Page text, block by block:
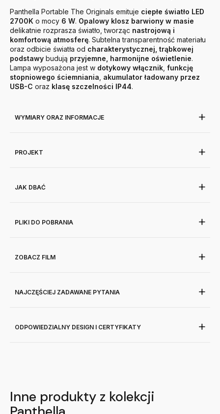
Panthella Portable The Originals emituje ciepłe światło LED
2700K o mocy 6 W. Opalowy klosz barwiony w masie
delikatnie rozprasza światło, tworząc nastrojową i
komfortową atmosferę. Subtelna transparentność materiału
oraz odbicie światła od charakterystycznej, trąbkowej
podstawy budują przyjemne, harmonijne oświetlenie.
Lampa wyposażona jest w dotykowy włącznik funkcję
stopniowego ściemniania akumulator ładowany przez
USB-C oraz klasę szczelności IP44.
WYMIARY ORAZ INFORMACJE
PROJEKT
JAK DBAĆ
PLIKI DO POBRANIA
ZOBACZ FILM
NAJCZĘŚCIEJ ZADAWANE PYTANIA
ODPOWIEDZIALNY DESIGN I CERTYFIKATY
Inne produkty z kolekcji